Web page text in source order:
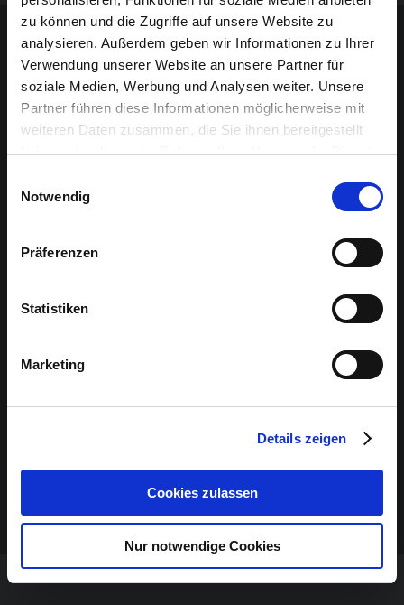
zu können und die Zugriffe auf unsere Website zu
analysieren. Außerdem geben wir Informationen zu Ihrer
Verwendung unserer Website an unsere Partner für
soziale Medien, Werbung und Analysen weiter. Unsere
Partner führen diese Informationen möglicherweise mit
weiteren Daten zusammen, die Sie ihnen bereitgestellt
haben oder die sie im Rahmen Ihrer Nutzung der Dienste
Notwendig
Präferenzen
Statistiken
Marketing
Details zeigen
Cookies zulassen
Nur notwendige Cookies
Détails
INFOS PRATIQUES
Que devez-vous savoir pour vous préparer à votre visite ?
Plus d’infos ici
ACCÈS
Chudoscnik Sunergia dans le cadre de schrit_tmacher et
ENTRÉE
Entrée à l’Alter Schlachthof : 15 h
CIE.NYASH OFFICIAL